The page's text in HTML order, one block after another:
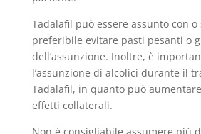
Tadalafil può essere assunto con o
preferibile evitare pasti pesanti o
dell’assunzione. Inoltre, è
l’assunzione di alcolici durante il
Tadalafil, in quanto può
effetti collaterali.